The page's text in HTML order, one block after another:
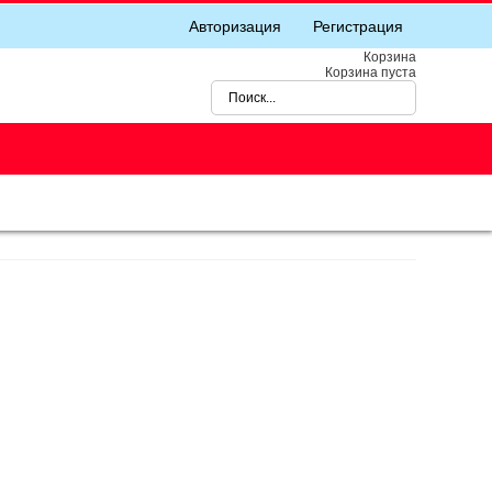
Авторизация Регистрация
Корзина
Корзина пуста